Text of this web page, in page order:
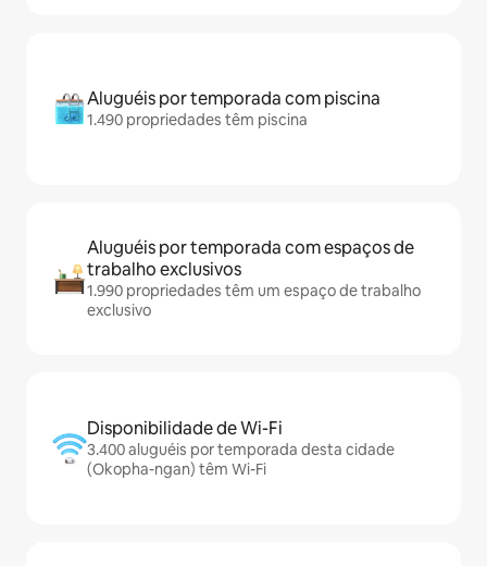
Aluguéis por temporada com piscina
1.490 propriedades têm piscina
Aluguéis por temporada com espaços de
trabalho exclusivos
1.990 propriedades têm um espaço de trabalho
exclusivo
Disponibilidade de Wi-Fi
3.400 aluguéis por temporada desta cidade
(Okopha-ngan) têm Wi-Fi